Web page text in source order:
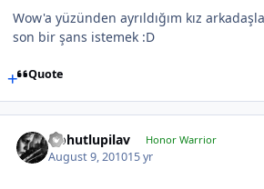
Wow'a yüzünden ayrıldığım kız
son bir şans istemek :D
Quote
Nohutlupilav Honor Warrior
August 9, 201015 yr